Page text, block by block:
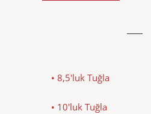
• 8,5'luk Tuğla
• 10'luk Tuğla